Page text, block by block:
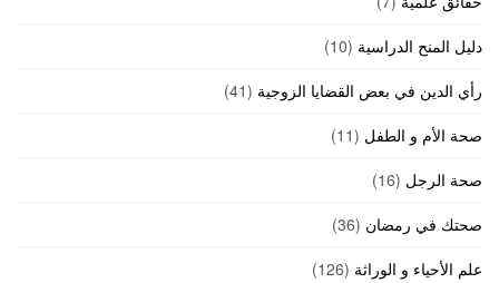
دليل المنح الدراسية (10)
رأي الدين في بعض القضايا الزوجية (41)
صحة الأم و الطفل (11)
صحة الرجل (16)
صحتك في رمضان (36)
علم الأحياء و الوراثة (126)